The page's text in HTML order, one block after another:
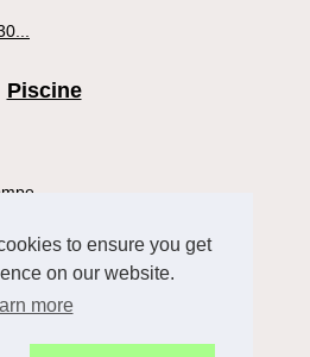
to ensure you get
on our website.
more
Piscine
Sante